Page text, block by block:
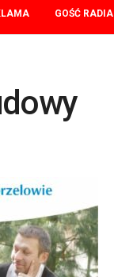
GOŚĆ RADIA